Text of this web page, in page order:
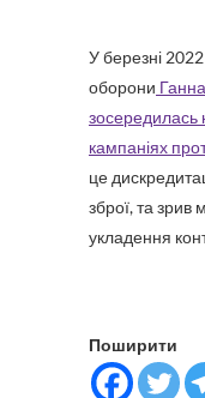
У березні
оборони
зосередилась
кампаніях
це
зброї, та зрив
укладення
Поширити